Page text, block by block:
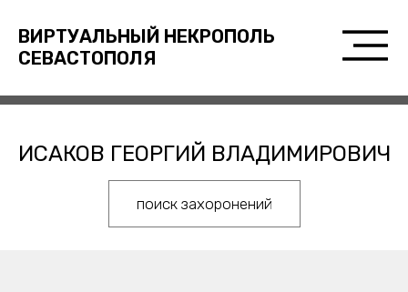
ВИРТУАЛЬНЫЙ НЕКРОПОЛЬ
СЕВАСТОПОЛЯ
ИСАКОВ ГЕОРГИЙ ВЛАДИМИРОВИЧ
поиск захоронений